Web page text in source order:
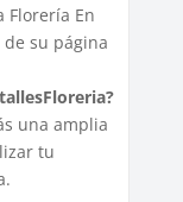
Florería En
su página
una amplia
tu